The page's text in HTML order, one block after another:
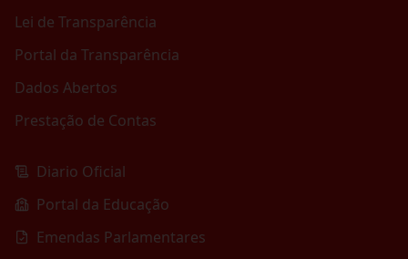
Lei de Transparência
Portal da Transparência
Dados Abertos
Prestação de Contas
Diario Oficial
Portal da Educação
Emendas Parlamentares